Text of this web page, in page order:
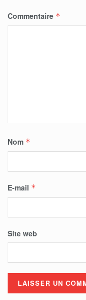
Commentaire *
Nom *
E-mail *
Site web